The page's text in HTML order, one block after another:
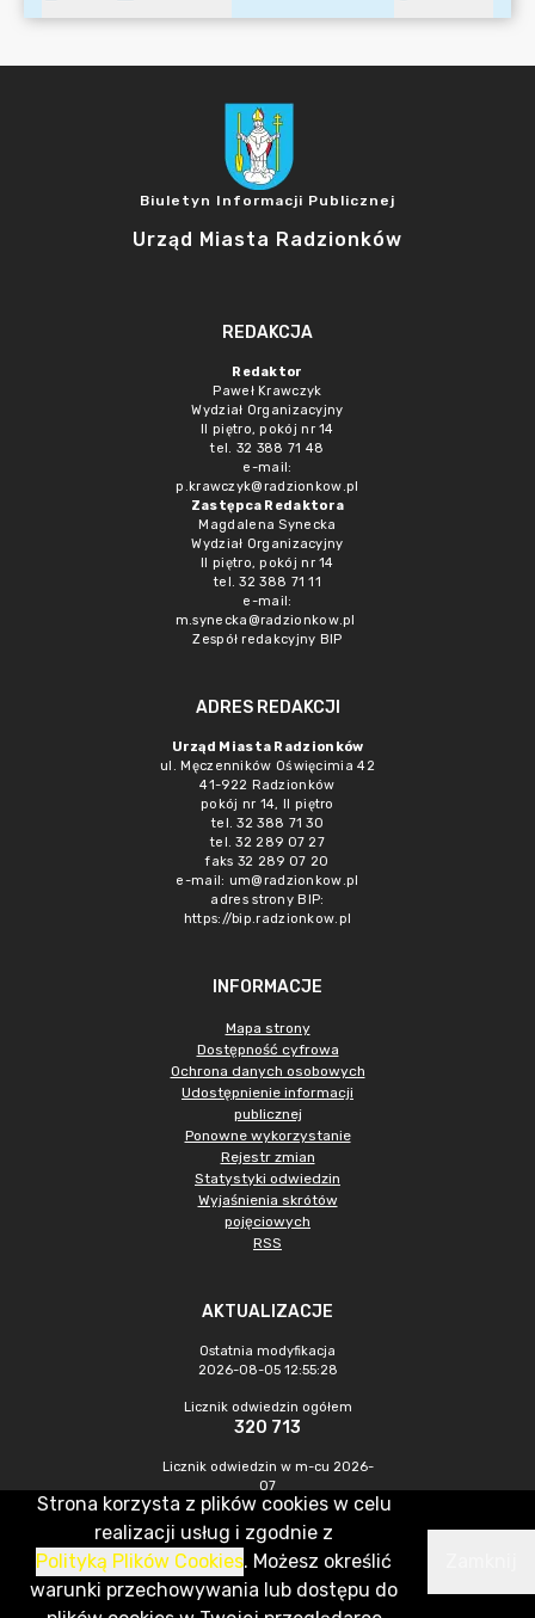
Biuletyn Informacji Publicznej
Urząd Miasta Radzionków
REDAKCJA
Redaktor
Paweł Krawczyk
Wydział Organizacyjny
II piętro, pokój nr 14
tel. 32 388 71 48
e-mail:
p.krawczyk@radzionkow.pl
Zastępca Redaktora
Magdalena Synecka
Wydział Organizacyjny
II piętro, pokój nr 14
tel. 32 388 71 11
e-mail:
m.synecka@radzionkow.pl
Zespół redakcyjny BIP
ADRES REDAKCJI
Urząd Miasta Radzionków
ul. Męczenników Oświęcimia 42
41-922 Radzionków
pokój nr 14, II piętro
tel. 32 388 71 30
tel. 32 289 07 27
faks 32 289 07 20
e-mail: um@radzionkow.pl
adres strony BIP:
https://bip.radzionkow.pl
INFORMACJE
Mapa strony
Dostępność cyfrowa
Ochrona danych osobowych
Udostępnienie informacji
publicznej
Ponowne wykorzystanie
Rejestr zmian
Statystyki odwiedzin
Wyjaśnienia skrótów
pojęciowych
RSS
AKTUALIZACJE
Ostatnia modyfikacja
2026-08-05 12:55:28
Licznik odwiedzin ogółem
320 713
Licznik odwiedzin w m-cu 2026-
07
772
CMS & Hosting: Nefeni Sp. z o.o.
Strona korzysta z plików cookies w celu
realizacji usług i zgodnie z
Polityką Plików Cookies. Możesz określić
warunki przechowywania lub dostępu do